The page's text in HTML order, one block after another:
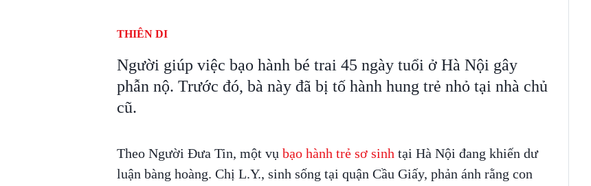
THIÊN DI
Người giúp việc bạo hành bé trai 45 ngày tuổi ở Hà Nội gây
phẫn nộ. Trước đó, bà này đã bị tố hành hung trẻ nhỏ tại nhà chủ
cũ.
Theo Người Đưa Tin, một vụ bạo hành trẻ sơ sinh tại Hà Nội đang khiến dư
luận bàng hoàng. Chị L.Y., sinh sống tại quận Cầu Giấy, phản ánh rằng con